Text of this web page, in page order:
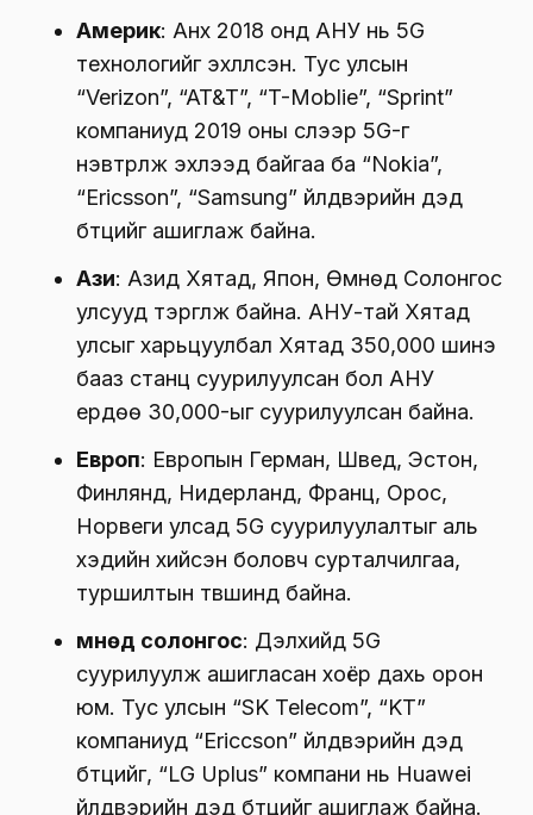
Америк: Анх 2018 онд АНУ нь 5G
технологийг эхлүүлсэн. Тус улсын
“Verizon”, “AT&T”, “T-Moblie”, “Sprint”
компаниуд 2019 оны сүүлээр 5G-г
нэвтрүүлж эхлээд байгаа ба “Nokia”,
“Ericsson”, “Samsung” үйлдвэрийн дэд
бүтцийг ашиглаж байна.
Ази: Азид Хятад, Япон, Өмнөд Солонгос
улсууд тэргүүлж байна. АНУ-тай Хятад
улсыг харьцуулбал Хятад 350,000 шинэ
бааз станц суурилуулсан бол АНУ
ердөө 30,000-ыг суурилуулсан байна.
Европ: Европын Герман, Швед, Эстон,
Финлянд, Нидерланд, Франц, Орос,
Норвеги улсад 5G суурилуулалтыг аль
хэдийн хийсэн боловч сурталчилгаа,
туршилтын түвшинд байна.
Өмнөд солонгос: Дэлхийд 5G
суурилуулж ашигласан хоёр дахь орон
юм. Тус улсын “SK Telecom”, “KT”
компаниуд “Ericcson” үйлдвэрийн дэд
бүтцийг, “LG Uplus” компани нь Huawei
үйлдвэрийн дэд бүтцийг ашиглаж байна.